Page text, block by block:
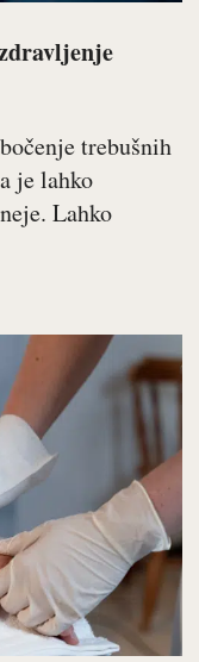
trebušnih
je lahko
Lahko